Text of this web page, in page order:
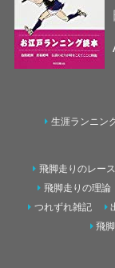
生涯ランニン
飛脚走りのレー
飛脚走りの理論
つれずれ雑記
飛